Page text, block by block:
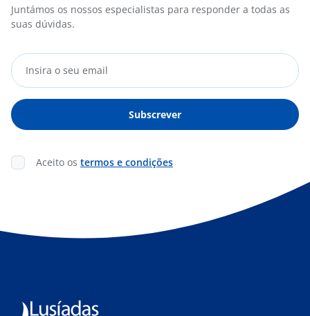
Juntámos os nossos especialistas para responder a todas as
suas dúvidas.
Aceito os termos e condições